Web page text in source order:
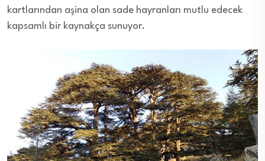
kartlarından aşina olan sade hayranları mutlu edecek
kapsamlı bir kaynakça sunuyor.